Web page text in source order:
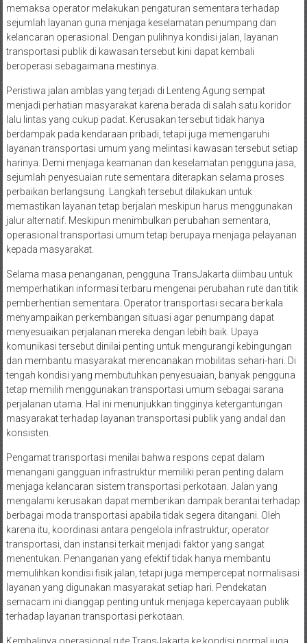
memaksa operator melakukan pengaturan sementara terhadap
sejumlah layanan guna menjaga keselamatan penumpang dan
kelancaran operasional. Dengan pulihnya kondisi jalan, layanan
transportasi publik di kawasan tersebut kini dapat kembali
beroperasi sebagaimana mestinya.
Peristiwa jalan amblas yang terjadi di Lenteng Agung sempat
menjadi perhatian masyarakat karena berada di salah satu koridor
lalu lintas yang cukup padat. Kerusakan tersebut tidak hanya
berdampak pada kendaraan pribadi, tetapi juga memengaruhi
layanan transportasi umum yang melintasi kawasan tersebut setiap
harinya. Demi menjaga keamanan dan keselamatan pengguna jasa,
sejumlah penyesuaian rute sementara diterapkan selama proses
perbaikan berlangsung. Langkah tersebut dilakukan untuk
memastikan layanan tetap berjalan meskipun harus menggunakan
jalur alternatif. Meskipun menimbulkan perubahan sementara,
operasional transportasi umum tetap berupaya menjaga pelayanan
kepada masyarakat.
Selama masa penanganan, pengguna TransJakarta diimbau untuk
memperhatikan informasi terbaru mengenai perubahan rute dan titik
pemberhentian sementara. Operator transportasi secara berkala
menyampaikan perkembangan situasi agar penumpang dapat
menyesuaikan perjalanan mereka dengan lebih baik. Upaya
komunikasi tersebut dinilai penting untuk mengurangi kebingungan
dan membantu masyarakat merencanakan mobilitas sehari-hari. Di
tengah kondisi yang membutuhkan penyesuaian, banyak pengguna
tetap memilih menggunakan transportasi umum sebagai sarana
perjalanan utama. Hal ini menunjukkan tingginya ketergantungan
masyarakat terhadap layanan transportasi publik yang andal dan
konsisten.
Pengamat transportasi menilai bahwa respons cepat dalam
menangani gangguan infrastruktur memiliki peran penting dalam
menjaga kelancaran sistem transportasi perkotaan. Jalan yang
mengalami kerusakan dapat memberikan dampak berantai terhadap
berbagai moda transportasi apabila tidak segera ditangani. Oleh
karena itu, koordinasi antara pengelola infrastruktur, operator
transportasi, dan instansi terkait menjadi faktor yang sangat
menentukan. Penanganan yang efektif tidak hanya membantu
memulihkan kondisi fisik jalan, tetapi juga mempercepat normalisasi
layanan yang digunakan masyarakat setiap hari. Pendekatan
semacam ini dianggap penting untuk menjaga kepercayaan publik
terhadap layanan transportasi perkotaan.
Kembalinya operasional rute TransJakarta ke kondisi normal juga